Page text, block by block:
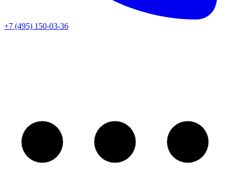
+7 (495) 150-03-36